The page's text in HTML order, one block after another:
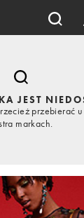
JEST
przebierać
markach.